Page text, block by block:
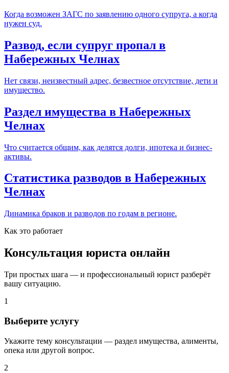
Когда возможен ЗАГС по заявлению одного супруга, а когда
нужен суд.
Развод, если супруг пропал в
Набережных Челнах
Нет связи, неизвестный адрес, безвестное отсутствие, дети и
имущество.
Раздел имущества в Набережных
Челнах
Что считается общим, как делятся долги, ипотека и бизнес-
активы.
Статистика разводов в Набережных
Челнах
Динамика браков и разводов по годам в регионе.
Как это работает
Консультация юриста онлайн
Три простых шага — и профессиональный юрист разберёт
вашу ситуацию.
1
Выберите услугу
Укажите тему консультации — раздел имущества, алименты,
опека или другой вопрос.
2